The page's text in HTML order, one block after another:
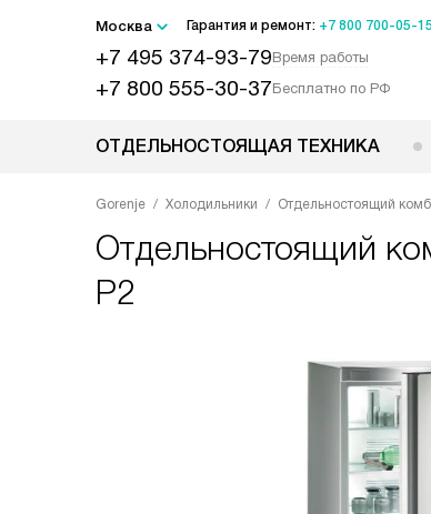
Москва Гарантия и ремонт: +7 800 700-05-15
+7 495 374-93-79Время работы
+7 800 555-30-37Бесплатно по РФ
ОТДЕЛЬНОСТОЯЩАЯ ТЕХНИКА
Gorenje Холодильники Отдельностоящий
Отдельностоящий
P2